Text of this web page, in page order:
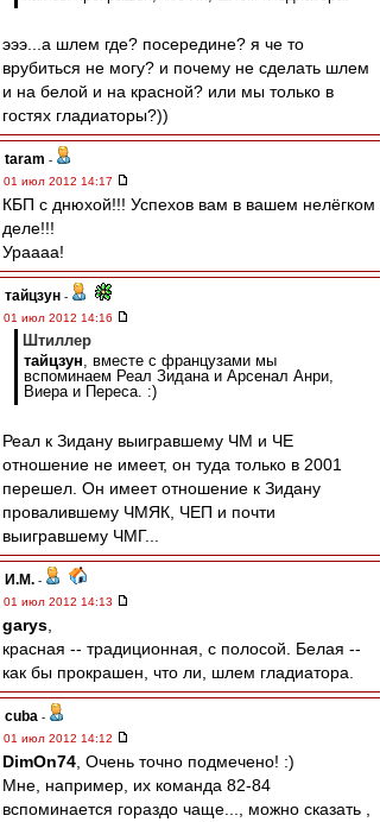
эээ...а шлем где? посередине? я че то
врубиться не могу? и почему не сделать шлем
и на белой и на красной? или мы только в
гостях гладиаторы?))
taram -
01 июл 2012 14:17
КБП с днюхой!!! Успехов вам в вашем нелёгком
деле!!!
Ураааа!
тайцзун -
01 июл 2012 14:16
Штиллер
тайцзун, вместе с французами мы
вспоминаем Реал Зидана и Арсенал Анри,
Виера и Переса. :)
Реал к Зидану выигравшему ЧМ и ЧЕ
отношение не имеет, он туда только в 2001
перешел. Он имеет отношение к Зидану
провалившему ЧМЯК, ЧЕП и почти
выигравшему ЧМГ...
И.М. -
01 июл 2012 14:13
garys
красная -- традиционная, с полосой. Белая --
как бы прокрашен, что ли, шлем гладиатора.
cuba -
01 июл 2012 14:12
DimOn74 , Очень точно подмечено! :)
Мне, например, их команда 82-84
вспоминается гораздо чаще..., можно сказать ,